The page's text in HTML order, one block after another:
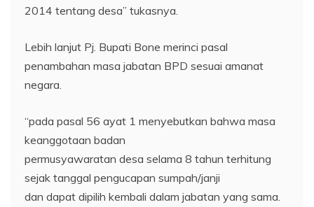
2014 tentang desa” tukasnya.
Lebih lanjut Pj. Bupati Bone merinci pasal
penambahan masa jabatan BPD sesuai amanat
negara.
“pada pasal 56 ayat 1 menyebutkan bahwa masa
keanggotaan badan
permusyawaratan desa selama 8 tahun terhitung
sejak tanggal pengucapan sumpah/janji
dan dapat dipilih kembali dalam jabatan yang sama.